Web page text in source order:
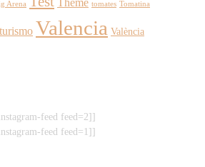
Arena Theme tomates Tomatina
turismo Valencia València
feed feed=2]]
feed feed=1]]